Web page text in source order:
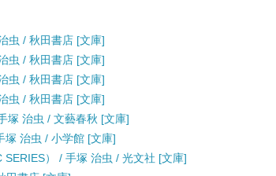
虫 / 秋田書店 [文庫]
虫 / 秋田書店 [文庫]
虫 / 秋田書店 [文庫]
虫 / 秋田書店 [文庫]
塚 治虫 / 文藝春秋 [文庫]
塚 治虫 / 小学館 [文庫]
） / 手塚 治虫 / 光文社 [文庫]